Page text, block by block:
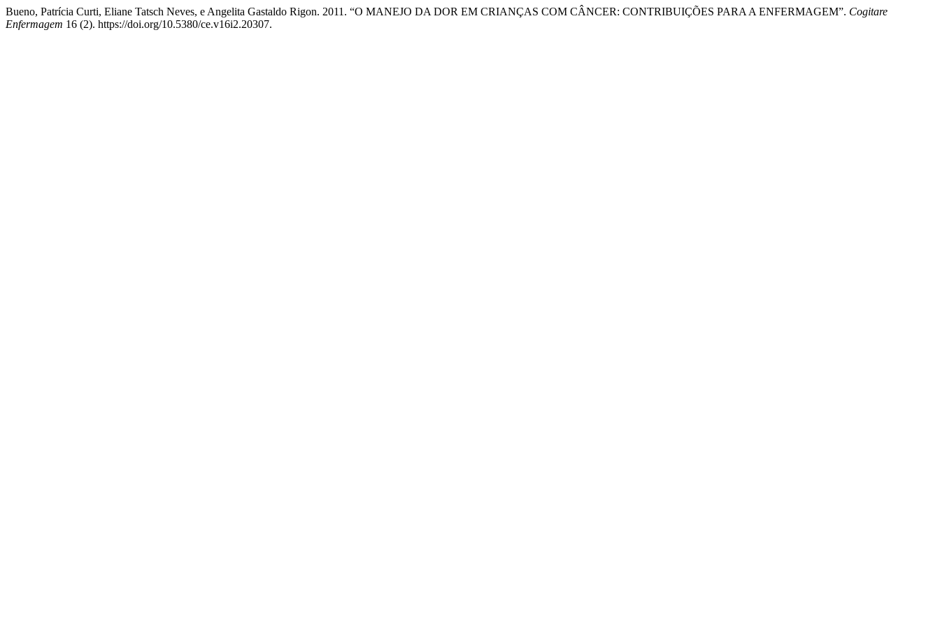
Bueno, Patrícia Curti, Eliane Tatsch Neves, e Angelita Gastaldo Rigon. 2011. “O MANEJO DA DOR EM CRIANÇAS COM CÂNCER: CONTRIBUIÇÕES PARA A ENFERMAGEM”. Cogitare
Enfermagem 16 (2). https://doi.org/10.5380/ce.v16i2.20307.